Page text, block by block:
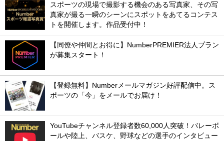
スポーツの現場で撮影する機会のある写真家、その写
真家が撮る一瞬のシーンにスポットをあてるコンテス
トを開催します。作品受付中！
【同僚や仲間とお得に】NumberPREMIER法人プラン
が募集スタート！
【登録無料】Numberメールマガジン好評配信中。ス
ポーツの「今」をメールでお届け！
YouTubeチャンネル登録者数60,000人突破！バレーボ
ールや陸上、バスケ、野球などの選手のインタビュー